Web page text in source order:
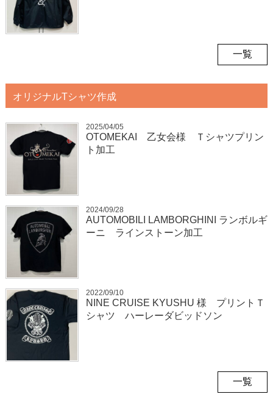
一覧
オリジナルTシャツ作成
2025/04/05
OTOMEKAI 乙女会様 Ｔシャツプリン
ト加工
2024/09/28
AUTOMOBILI LAMBORGHINI ランボルギ
ーニ ラインストーン加工
2022/09/10
NINE CRUISE KYUSHU 様 プリントＴ
シャツ ハーレーダビッドソン
一覧